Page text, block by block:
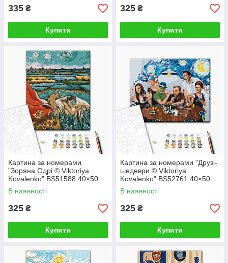
335 ₴
Купити
325 ₴
Купити
Картина за номерами
"Зоряна Одрі © Viktoriya
Kovalenko" BS51588 40×50
см
В наявності
325 ₴
Купити
Картина за номерами "Друзі-
шедеври © Viktoriya
Kovalenko" BS52761 40×50
см
В наявності
325 ₴
Купити